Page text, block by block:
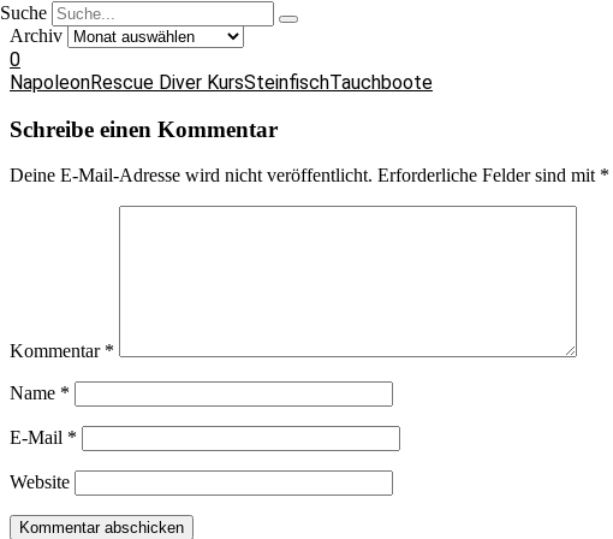
Suche
Archiv
0
NapoleonRescue Diver KursSteinfischTauchboote
Schreibe einen Kommentar
Deine E-Mail-Adresse wird nicht veröffentlicht. Erforderliche Felder sind mit *
Kommentar *
Name *
E-Mail *
Website